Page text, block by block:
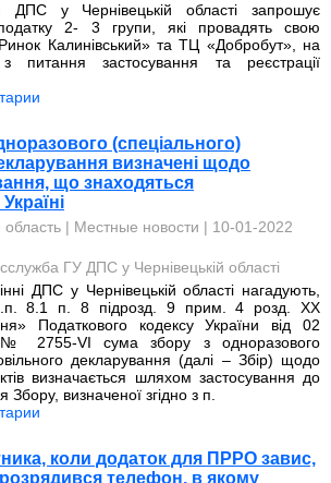
ДПС у Чернівецькій області запрошує
2- 3 групи, які провадять свою
Калинівський» та ТЦ «Добробут», на
з питання застосування та реєстрації
(спеціального)
визначені щодо
що знаходяться
| Местные новости | 10-01-2022
ГУ ДПС у Чернівецькій області
ДПС у Чернівецькій області нагадують,
8.1 п. 8 підрозд. 9 прим. 4 розд. XX
Податкового кодексу України від 02
2755-VI сума збору з одноразового
декларування (далі – Збір) щодо
визначається шляхом застосування до
визначеної згідно з п.
коли додаток для ПРРО завис,
телефон, в якому